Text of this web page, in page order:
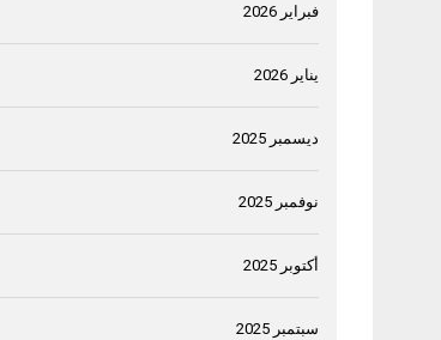
فبراير 2026
يناير 2026
ديسمبر 2025
نوفمبر 2025
أكتوبر 2025
سبتمبر 2025